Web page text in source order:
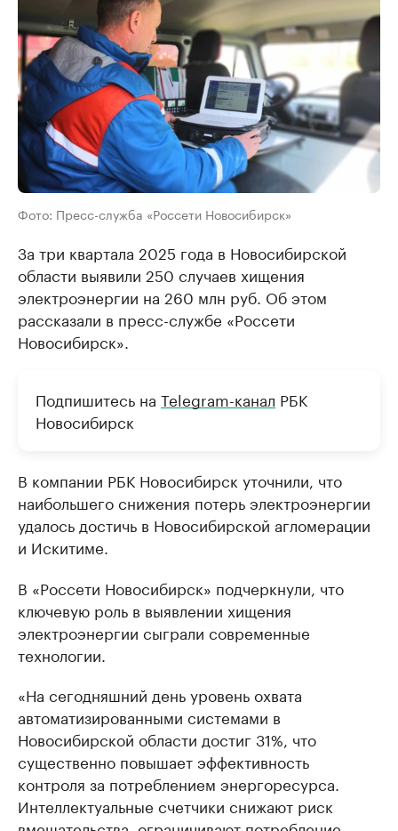
Фото: Пресс-служба «Россети Новосибирск»
За три квартала 2025 года в Новосибирской
области выявили 250 случаев хищения
электроэнергии на 260 млн руб. Об этом
рассказали в пресс-службе «Россети
Новосибирск».
Подпишитесь на Telegram-канал РБК
Новосибирск
В компании РБК Новосибирск уточнили, что
наибольшего снижения потерь электроэнергии
удалось достичь в Новосибирской агломерации
и Искитиме.
В «Россети Новосибирск» подчеркнули, что
ключевую роль в выявлении хищения
электроэнергии сыграли современные
технологии.
«На сегодняшний день уровень охвата
автоматизированными системами в
Новосибирской области достиг 31%, что
существенно повышает эффективность
контроля за потреблением энергоресурса.
Интеллектуальные счетчики снижают риск